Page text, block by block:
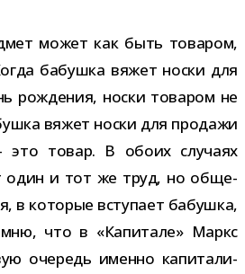
может как быть това­ром,
бабушка вяжет носки для
рож­де­ния, носки това­ром не
вяжет носки для про­дажи
товар. В обоих слу­чаях
один и тот же труд, но обще­
в кото­рые всту­пает бабушка,
что в «Капитале» Маркс
оче­редь именно капи­та­ли­